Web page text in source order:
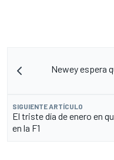
Newey espera
SIGUIENTE ARTÍCULO
El triste día de enero en
en la F1